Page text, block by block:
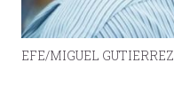
EFE/MIGUEL GUTIERREZ